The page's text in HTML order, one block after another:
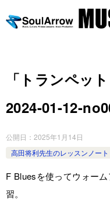
「トランペッ
2024-01-12-
公開日： 2025年1月14日
高田将利先生のレッスンノート
F Bluesを使ってウォー
習。